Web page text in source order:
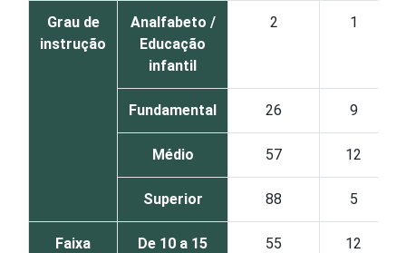
Grau de
instrução
Analfabeto /
Educação
infantil
2 1
Fundamental 26 9
Médio 57 12
Superior 88 5
Faixa
De 10 a 15
55 12